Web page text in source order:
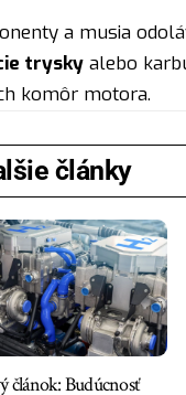
a musia
tryskyalebo
komôr motora.
články
článok: Budúcnosť